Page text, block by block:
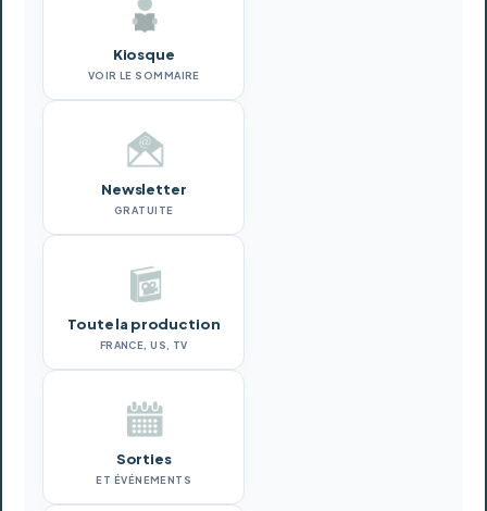
Kiosque
VOIR LE SOMMAIRE
Newsletter
GRATUITE
Toute la production
FRANCE, US, TV
Sorties
ET ÉVÉNEMENTS